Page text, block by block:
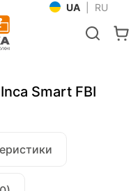
UA RU
Smart FBI